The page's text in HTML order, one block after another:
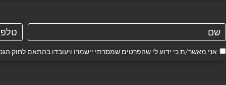
אני מאשר/ת כי ידוע לי שהפרטים שמסרתי יישמרו ויעובדו בהתאם לחוק הגנת הפרטיות,